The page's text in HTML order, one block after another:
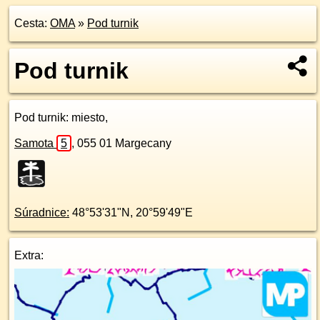
Cesta: OMA» Pod turnik
Pod turnik
Pod turnik: miesto,
Samota 5 , 055 01 Margecany
Súradnice: 48°53'31"N , 20°59'49"E
Extra: